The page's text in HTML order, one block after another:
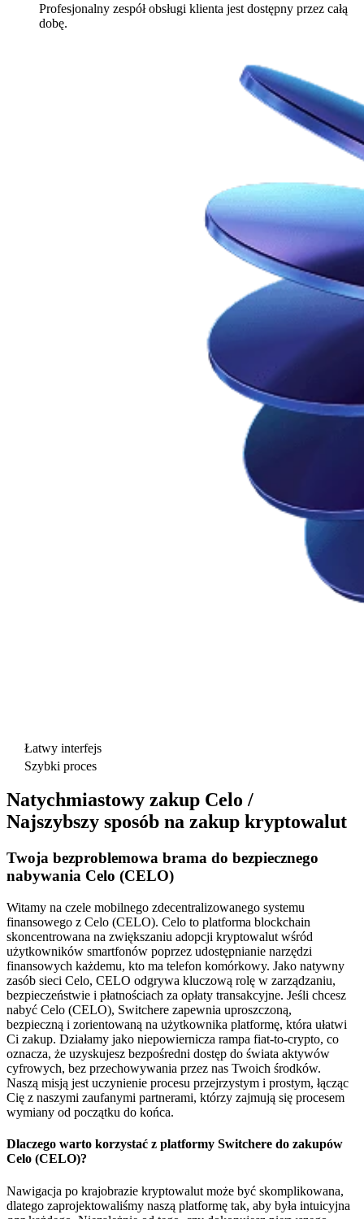
Profesjonalny zespół obsługi klienta jest dostępny przez całą
dobę.
Łatwy interfejs
Szybki proces
Natychmiastowy zakup Celo /
Najszybszy sposób na zakup kryptowalut
Twoja bezproblemowa brama do bezpiecznego
nabywania Celo (CELO)
Witamy na czele mobilnego zdecentralizowanego systemu
finansowego z Celo (CELO). Celo to platforma blockchain
skoncentrowana na zwiększaniu adopcji kryptowalut wśród
użytkowników smartfonów poprzez udostępnianie narzędzi
finansowych każdemu, kto ma telefon komórkowy. Jako natywny
zasób sieci Celo, CELO odgrywa kluczową rolę w zarządzaniu,
bezpieczeństwie i płatnościach za opłaty transakcyjne. Jeśli chcesz
nabyć Celo (CELO), Switchere zapewnia uproszczoną,
bezpieczną i zorientowaną na użytkownika platformę, która ułatwi
Ci zakup. Działamy jako niepowiernicza rampa fiat-to-crypto, co
oznacza, że uzyskujesz bezpośredni dostęp do świata aktywów
cyfrowych, bez przechowywania przez nas Twoich środków.
Naszą misją jest uczynienie procesu przejrzystym i prostym, łącząc
Cię z naszymi zaufanymi partnerami, którzy zajmują się procesem
wymiany od początku do końca.
Dlaczego warto korzystać z platformy Switchere do zakupów
Celo (CELO)?
Nawigacja po krajobrazie kryptowalut może być skomplikowana,
dlatego zaprojektowaliśmy naszą platformę tak, aby była intuicyjna